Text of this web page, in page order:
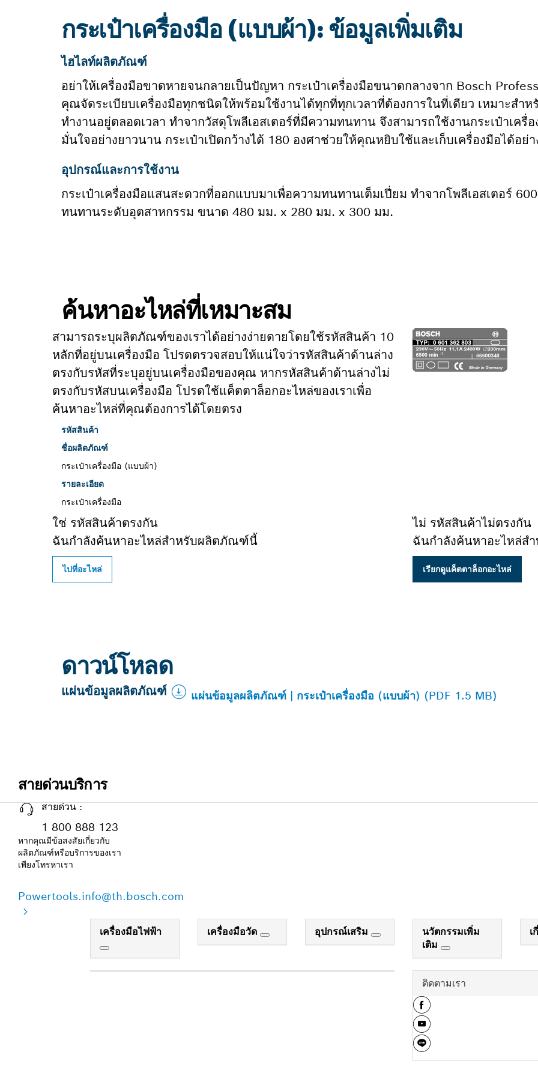
กระเป๋าเครื่องมือ (แบบผ้า): ข้อมูลเพิ่มเติม
ไฮไลท์ผลิตภัณฑ์
อย่าให้เครื่องมือขาดหายจนกลายเป็นปัญหา กระเป๋าเครื่องมือขนาดกลางจาก Bosch
คุณจัดระเบียบเครื่องมือทุกชนิดให้พร้อมใช้งานได้ทุกที่ทุกเวลาที่ต้องการในที่เดียว เหมาะสำห
ทำงานอยู่ตลอดเวลา ทำจากวัสดุโพลีเอสเตอร์ที่มีความทนทาน จึงสามารถใช้งานกระเป๋าเครื่
มั่นใจอย่างยาวนาน กระเป๋าเปิดกว้างได้ 180 องศาช่วยให้คุณหยิบใช้และเก็บเครื่องมือได้อย่า
อุปกรณ์และการใช้งาน
กระเป๋าเครื่องมือแสนสะดวกที่ออกแบบมาเพื่อความทนทานเต็มเปี่ยม ทำจากโพลีเอสเตอร์
ทนทานระดับอุตสาหกรรม ขนาด 480 มม. x 280 มม. x 300 มม.
ค้นหาอะไหล่ที่เหมาะสม
สามารถระบุผลิตภัณฑ์ของเราได้อย่างง่ายดายโดยใช้รหัสสินค้า 10
หลักที่อยู่บนเครื่องมือ โปรดตรวจสอบให้แน่ใจว่ารหัสสินค้าด้านล่าง
ตรงกับรหัสที่ระบุอยู่บนเครื่องมือของคุณ หากรหัสสินค้าด้านล่างไม่
ตรงกับรหัสบนเครื่องมือ โปรดใช้แค็ตตาล็อกอะไหล่ของเราเพื่อ
ค้นหาอะไหล่ที่คุณต้องการได้โดยตรง
รหัสสินค้า
ชื่อผลิตภัณฑ์
กระเป๋าเครื่องมือ (แบบผ้า)
รายละเอียด
กระเป๋าเครื่องมือ
ใช่ รหัสสินค้าตรงกัน
ฉันกำลังค้นหาอะไหล่สำหรับผลิตภัณฑ์นี้
ไปที่อะไหล่
ไม่ รหัสสินค้าไม่ตรงกัน
ฉันกำลังค้นหาอะไหล่
เรียกดูแค็ตตาล็อกอะไหล่
ดาวน์โหลด
แผ่นข้อมูลผลิตภัณฑ์ แผ่นข้อมูลผลิตภัณฑ์ | กระเป๋าเครื่องมือ (แบบผ้า) (PDF 1.5 MB)
สายด่วนบริการ
สายด่วน :
1 800 888 123
หากคุณมีข้อสงสัยเกี่ยวกับ
ผลิตภัณฑ์หรือบริการของเรา
เพียงโทรหาเรา
Powertools.info@th.bosch.com
เครื่องมือไฟฟ้า เครื่องมือวัด อุปกรณ์เสริม
นวัตกรรมเพิ่ม
เติม
เ
ติดตามเรา